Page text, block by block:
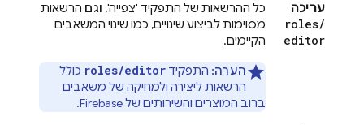
עריכה
roles/
editor
כל ההרשאות של התפקיד 'צפייה', וגם הרשאות
מסוימות לביצוע שינויים, כמו שינוי המשאבים
הקיימים.
הערה: התפקידroles/editor כולל
הרשאות ליצירה ולמחיקה של משאבים
ברוב המוצרים והשירותים של Firebase.